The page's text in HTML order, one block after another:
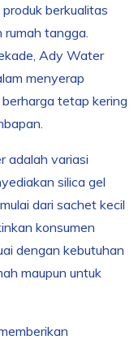
berkualitas
tangga.
Ady Water
menyerap
tetap kering
adalah variasi
silica gel
dari sachet kecil
konsumen
dengan kebutuhan
maupun untuk